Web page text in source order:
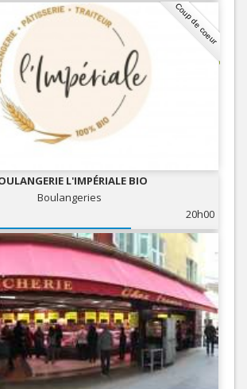
Coup de coeur
L'IMPÉRIALE BIO
Boulangeries
20h00